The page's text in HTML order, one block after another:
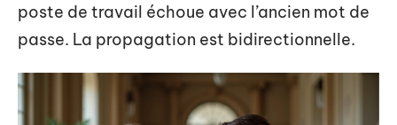
poste de travail échoue avec l’ancien mot de
passe. La propagation est bidirectionnelle.